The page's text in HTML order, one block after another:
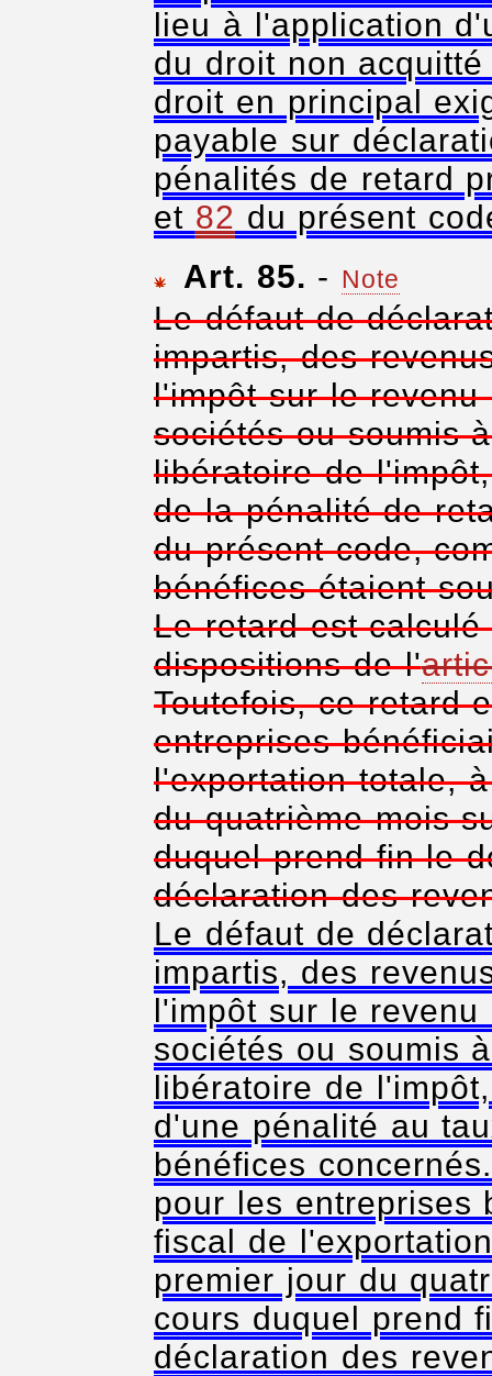
lieu à l'application
du droit non
droit en principal
payable sur
pénalités de retard
et 82 du présent
Art. 85. - Note
Le défaut de
impartis, des
l'impôt sur le
sociétés ou soumis
libératoire de
de la pénalité de
du présent code,
bénéfices étaient
Le retard est
dispositions de l'
Toutefois, ce retard
entreprises
l'exportation totale,
du quatrième mois
duquel prend fin le
déclaration des
Le défaut de
impartis, des
l'impôt sur le
sociétés ou soumis
libératoire de
d'une pénalité au
bénéfices
pour les entreprises
fiscal de
premier jour du
cours duquel prend
déclaration des